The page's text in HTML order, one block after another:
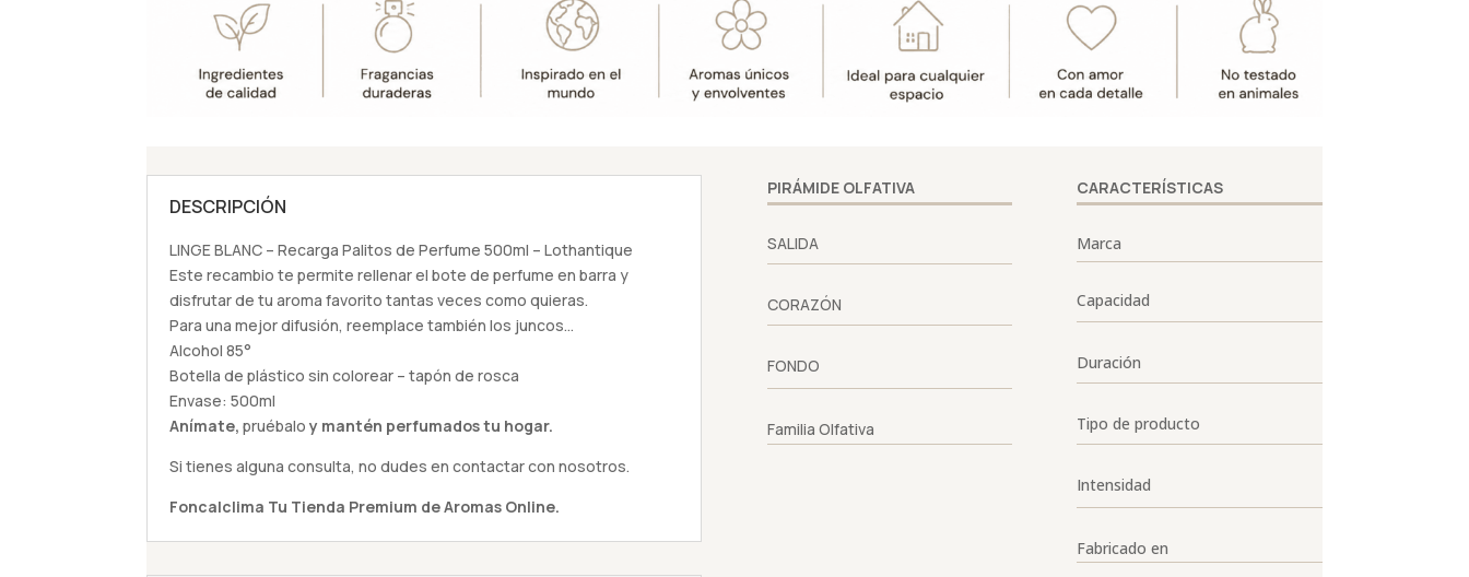
Lothantique
cantidad
DESCRIPCIÓN
LINGE BLANC – Recarga Palitos de Perfume 500ml – Lothantique
Este recambio te permite rellenar el bote de perfume en barra y
disfrutar de tu aroma favorito tantas veces como quieras.
Para una mejor difusión, reemplace también los juncos…
Alcohol 85°
Botella de plástico sin colorear – tapón de rosca
Envase: 500ml
Anímate,pruébalo y mantén perfumados tu hogar.
Si tienes algunaconsulta, no dudes en contactar con nosotros.
Foncalclima Tu Tienda Premium de Aromas Online.
PIRÁMIDE OLFATIVA
SALIDA
CORAZÓN
FONDO
Familia Olfativa
CARACTERÍSTICAS
Marca
Capacidad
Duración
Tipo de producto
Intensidad
Fabricado en